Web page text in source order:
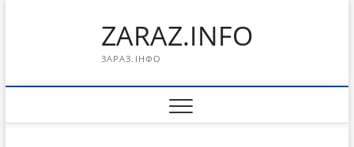
ZARAZ.INFO
ЗАРАЗ.ІНФО